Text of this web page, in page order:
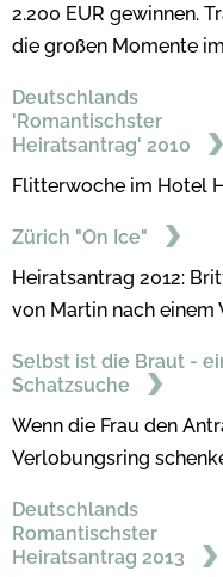
2.200 EUR gewinnen.
die großen Momente
Deutschlands
'Romantischster
Heiratsantrag' 2010
Flitterwoche im Hotel
Zürich "On Ice"
Heiratsantrag 2012:
von Martin nach einem
Selbst ist die Braut -
Schatzsuche
Wenn die Frau den
Verlobungsring
Deutschlands
Romantischster
Heiratsantrag 2013